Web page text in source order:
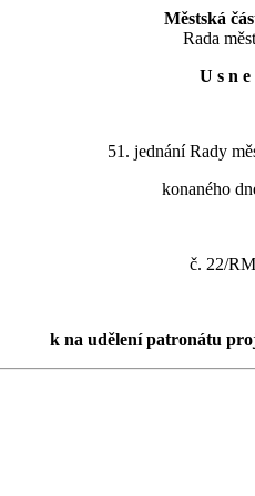
Městská
Rada
U s n e
51. jednání Rady
konaného
č. 22/
k na udělení patronátu